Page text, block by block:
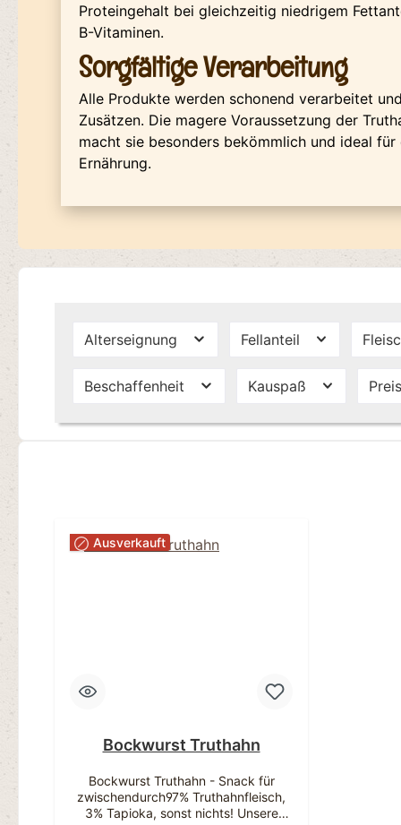
Proteingehalt bei gleichzeitig niedrigem
B-Vitaminen.
Sorgfältige Verarbeitung
Alle Produkte werden schonend verarbeitet
Zusätzen. Die magere Voraussetzung der
macht sie besonders bekömmlich und ideal für
Ernährung.
Alterseignung Fellanteil
Beschaffenheit Kauspaß Preis
Ausverkauft
Bockwurst Truthahn
Bockwurst Truthahn - Snack für
zwischendurch97% Truthahnfleisch,
3% Tapioka, sonst nichts! Unsere